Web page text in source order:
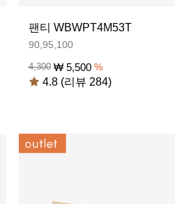
팬티 WBWPT4M53T
90,95,100
4,300 ₩ 5,500 %
4.8 (리뷰 284)